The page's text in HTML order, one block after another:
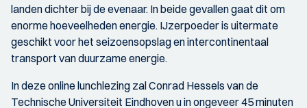
landen dichter bij de evenaar. In beide gevallen gaat dit om
enorme hoeveelheden energie. IJzerpoeder is uitermate
geschikt voor het seizoensopslag en intercontinentaal
transport van duurzame energie.
In deze online lunchlezing zal Conrad Hessels van de
Technische Universiteit Eindhoven u in ongeveer 45 minuten